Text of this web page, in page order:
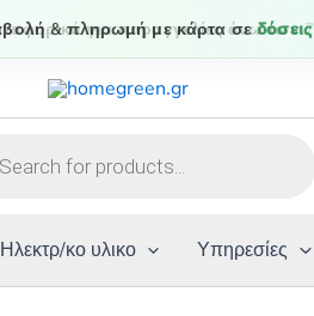
& πληρωμή με κάρτα σεδόσεις
Ηλεκτρ/κο υλικο Υπηρεσίες